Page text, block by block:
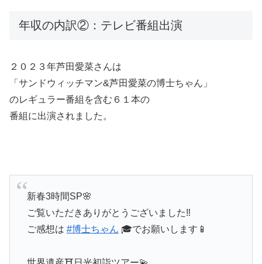
年収の内訳②：テレビ番組出演
２０２３年芦田愛菜さんは
「サンドウィッチマン&芦田愛菜の博士ちゃん」
のレギュラー番組を含む６１本の
番組に出演されました。
新春3時間SP🌸
ご覧いただきありがとうございました‼️
ご感想は #博士ちゃん 🎓でお願いします📱